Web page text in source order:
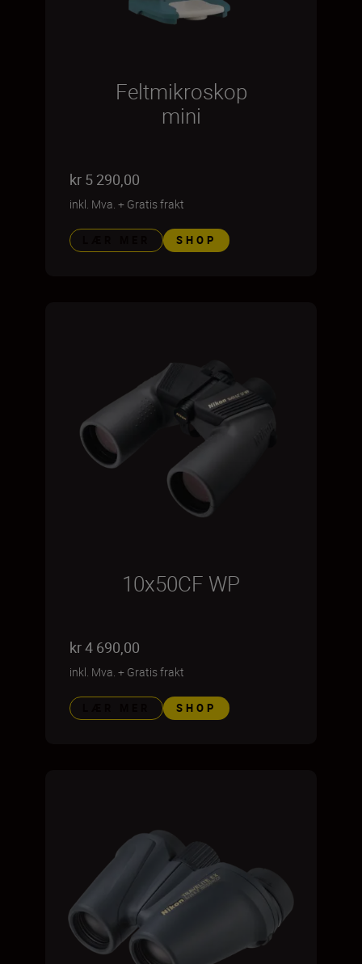
Feltmikroskop
mini
kr 5 290,00
inkl. Mva. + Gratis frakt
SHOP
10x50CF WP
kr 4 690,00
inkl. Mva. + Gratis frakt
SHOP